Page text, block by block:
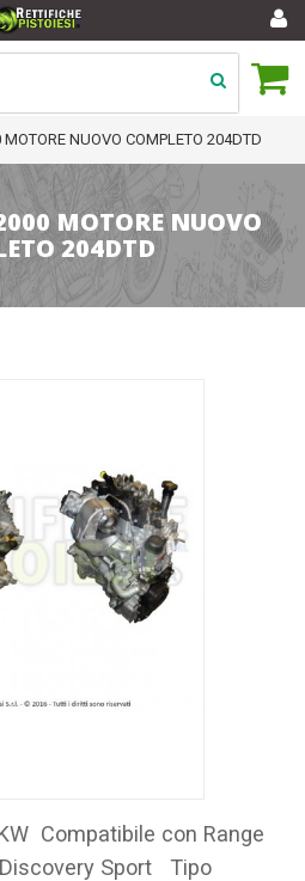
NUOVO COMPLETO 204DTD
MOTORE NUOVO
204DTD
Compatibile con Range
Sport Tipo